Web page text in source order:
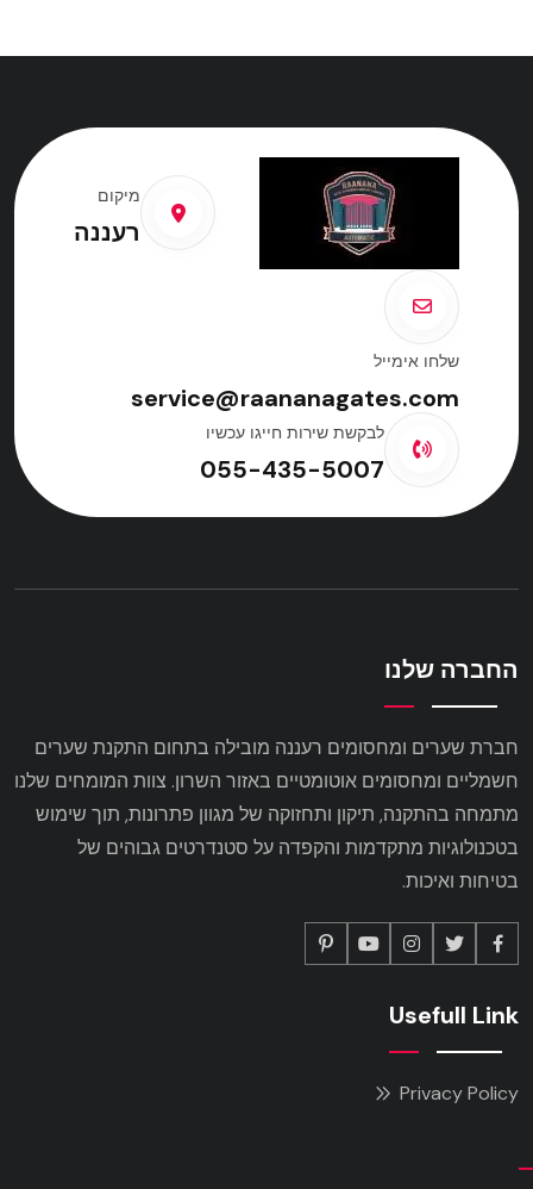
מיקום
רעננה
שלחו אימייל
service@raananagates.com
לבקשת שירות חייגו עכשיו
055-435-5007
החברה שלנו
חברת שערים ומחסומים רעננה מובילה בתחום התקנת שערים
חשמליים ומחסומים אוטומטיים באזור השרון. צוות המומחים שלנו
מתמחה בהתקנה, תיקון ותחזוקה של מגוון פתרונות, תוך שימוש
בטכנולוגיות מתקדמות והקפדה על סטנדרטים גבוהים של
בטיחות ואיכות.
Usefull Link
Privacy Policy